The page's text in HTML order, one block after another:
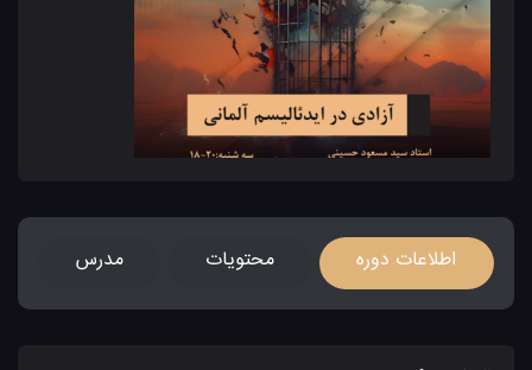
اطلاعات دوره محتویات مدرس